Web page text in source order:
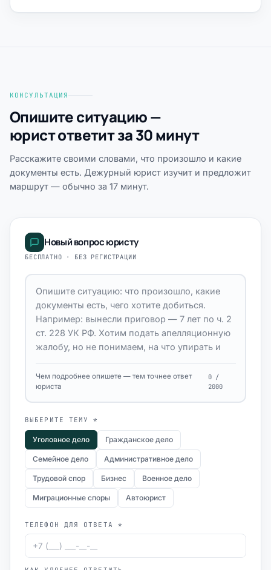
КОНСУЛЬТАЦИЯ
Опишите ситуацию —
юрист ответит за 30 минут
Расскажите своими словами, что произошло и какие
документы есть. Дежурный юрист изучит и предложит
маршрут — обычно за 17 минут.
Новый вопрос юристу
БЕСПЛАТНО · БЕЗ РЕГИСТРАЦИИ
Чем подробнее опишете — тем точнее ответ
юриста
0 /
2000
ВЫБЕРИТЕ ТЕМУ *
Уголовное дело Гражданское дело
Семейное дело Административное дело
Трудовой спор Бизнес Военное дело
Миграционные споры Автоюрист
ТЕЛЕФОН ДЛЯ ОТВЕТА *